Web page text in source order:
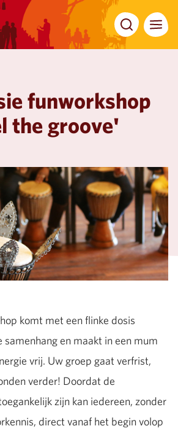
ZoekenMenu
funworkshop
the groove'
komt met een flinke dosis
en maakt in een mum
vrij. Uw groep gaat verfrist,
verder! Doordat de
zijn kan iedereen, zonder
direct vanaf het begin volop